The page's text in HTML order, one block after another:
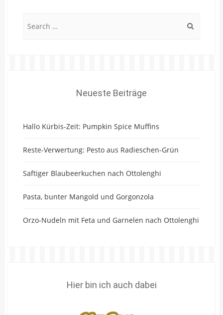
Neueste Beiträge
Hallo Kürbis-Zeit: Pumpkin Spice Muffins
Reste-Verwertung: Pesto aus Radieschen-Grün
Saftiger Blaubeerkuchen nach Ottolenghi
Pasta, bunter Mangold und Gorgonzola
Orzo-Nudeln mit Feta und Garnelen nach Ottolenghi
Hier bin ich auch dabei